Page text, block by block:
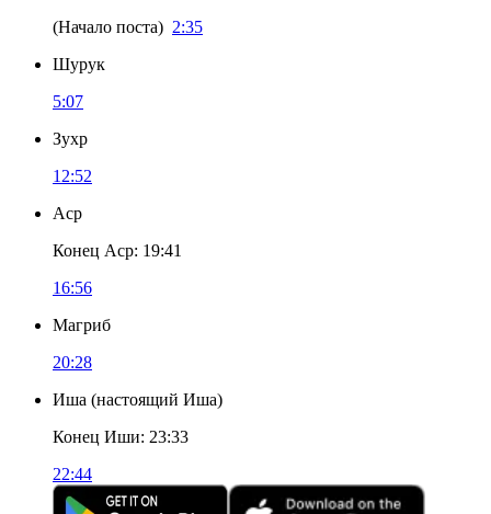
(Начало поста) 2:35
Шурук
5:07
Зухр
12:52
Аср
Конец Аср: 19:41
16:56
Магриб
20:28
Иша (настоящий Иша)
Конец Иши: 23:33
22:44